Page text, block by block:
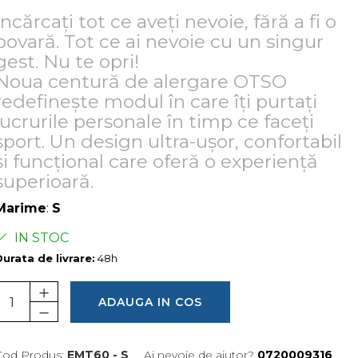
tot ce aveți nevoie, fără a fi o
Tot ce ai nevoie cu un singur
Nu te opri!
centură de alergare OTSO
modul în care îți purtați
personale în timp ce faceți
Un design ultra-ușor, confortabil
funcțional care oferă o experiență
: S
IN STOC
de livrare: 48h
ADAUGA IN COS